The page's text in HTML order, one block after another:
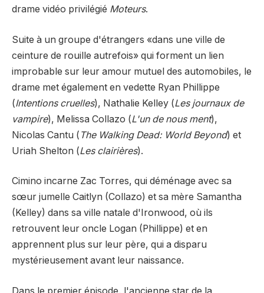
drame vidéo privilégié Moteurs.
Suite à un groupe d'étrangers «dans une ville de
ceinture de rouille autrefois» qui forment un lien
improbable sur leur amour mutuel des automobiles, le
drame met également en vedette Ryan Phillippe
(Intentions cruelles), Nathalie Kelley (Les journaux de
vampire), Melissa Collazo (L'un de nous ment),
Nicolas Cantu ( The Walking Dead: World Beyond) et
Uriah Shelton (Les clairières).
Cimino incarne Zac Torres, qui déménage avec sa
sœur jumelle Caitlyn (Collazo) et sa mère Samantha
(Kelley) dans sa ville natale d'Ironwood, où ils
retrouvent leur oncle Logan (Phillippe) et en
apprennent plus sur leur père, qui a disparu
mystérieusement avant leur naissance.